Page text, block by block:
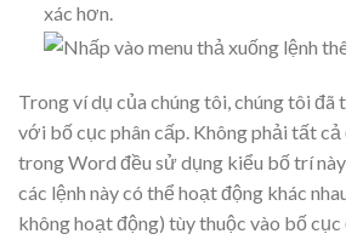
xác hơn.
Trong ví dụ của chúng tôi, chúng tôi đã
với bố cục phân cấp. Không phải tất
trong Word đều sử dụng kiểu bố trí
các lệnh này có thể hoạt động khác
không hoạt động) tùy thuộc vào bố cục